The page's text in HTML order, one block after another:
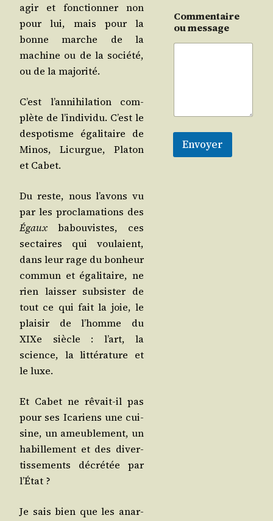
agir et fonc­tion­ner non
pour lui, mais pour la
bonne marche de la
machine ou de la socié­té,
ou de la majorité.
C’est l’an­ni­hi­la­tion com­
plète de l’in­di­vi­du. C’est le
des­po­tisme éga­li­taire de
Minos, Licurgue, Pla­ton
et Cabet.
Du reste, nous l’a­vons vu
par les pro­cla­ma­tions des
Égaux babou­vistes, ces
sec­taires qui vou­laient,
dans leur rage du bon­heur
com­mun et éga­li­taire, ne
rien lais­ser sub­sis­ter de
tout ce qui fait la joie, le
plai­sir de l’homme du
XIXe siècle : l’art, la
science, la lit­té­ra­ture et
le luxe.
Et Cabet ne rêvait-il pas
pour ses Ica­riens une cui­
sine, un ameu­ble­ment, un
habille­ment et des diver­
tis­se­ments décré­tée par
l’État ?
Je sais bien que les anar­
Commentaire
ou message
Envoyer